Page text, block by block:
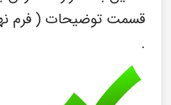
قسمت توضیحات ( فرم
.